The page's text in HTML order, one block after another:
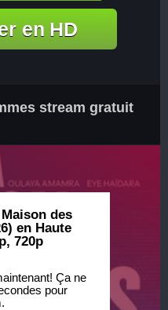
en HD
stream gratuit
des
en Haute
720p
Ça ne
pour